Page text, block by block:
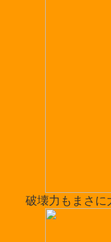
破壊力もまさに